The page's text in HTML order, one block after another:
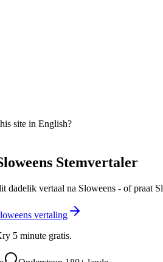
site in English?
Stemvertaler
dadelik vertaal na Sloweens - of
vertaling
5 minute gratis.